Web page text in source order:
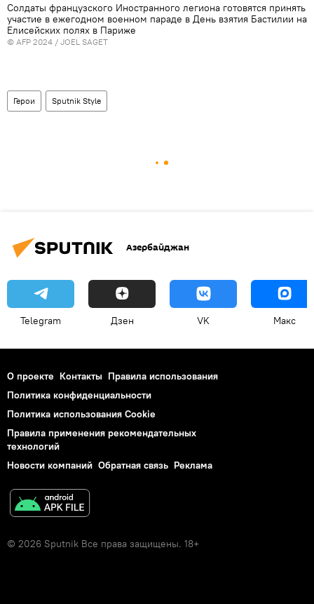
Солдаты французского Иностранного легиона готовятся принять
участие в ежегодном военном параде в День взятия Бастилии на
Елисейских полях в Париже
© AFP 2024 / JOEL SAGET
Герои Sputnik Style
Азербайджан
Telegram Дзен VK Макс
О проекте Контакты Правила использования
Политика конфиденциальности
Политика использования Cookie
Правила применения рекомендательных
технологий
Новости компаний Обратная связь Реклама
© 2026 Sputnik Все права защищены. 18+